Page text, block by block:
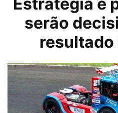
serão
resultado